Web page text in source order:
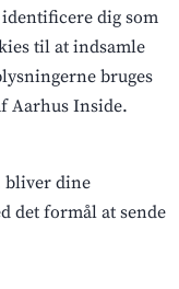
dig som
til at indsamle
bruges
Aarhus Inside.
bliver dine
det formål at sende